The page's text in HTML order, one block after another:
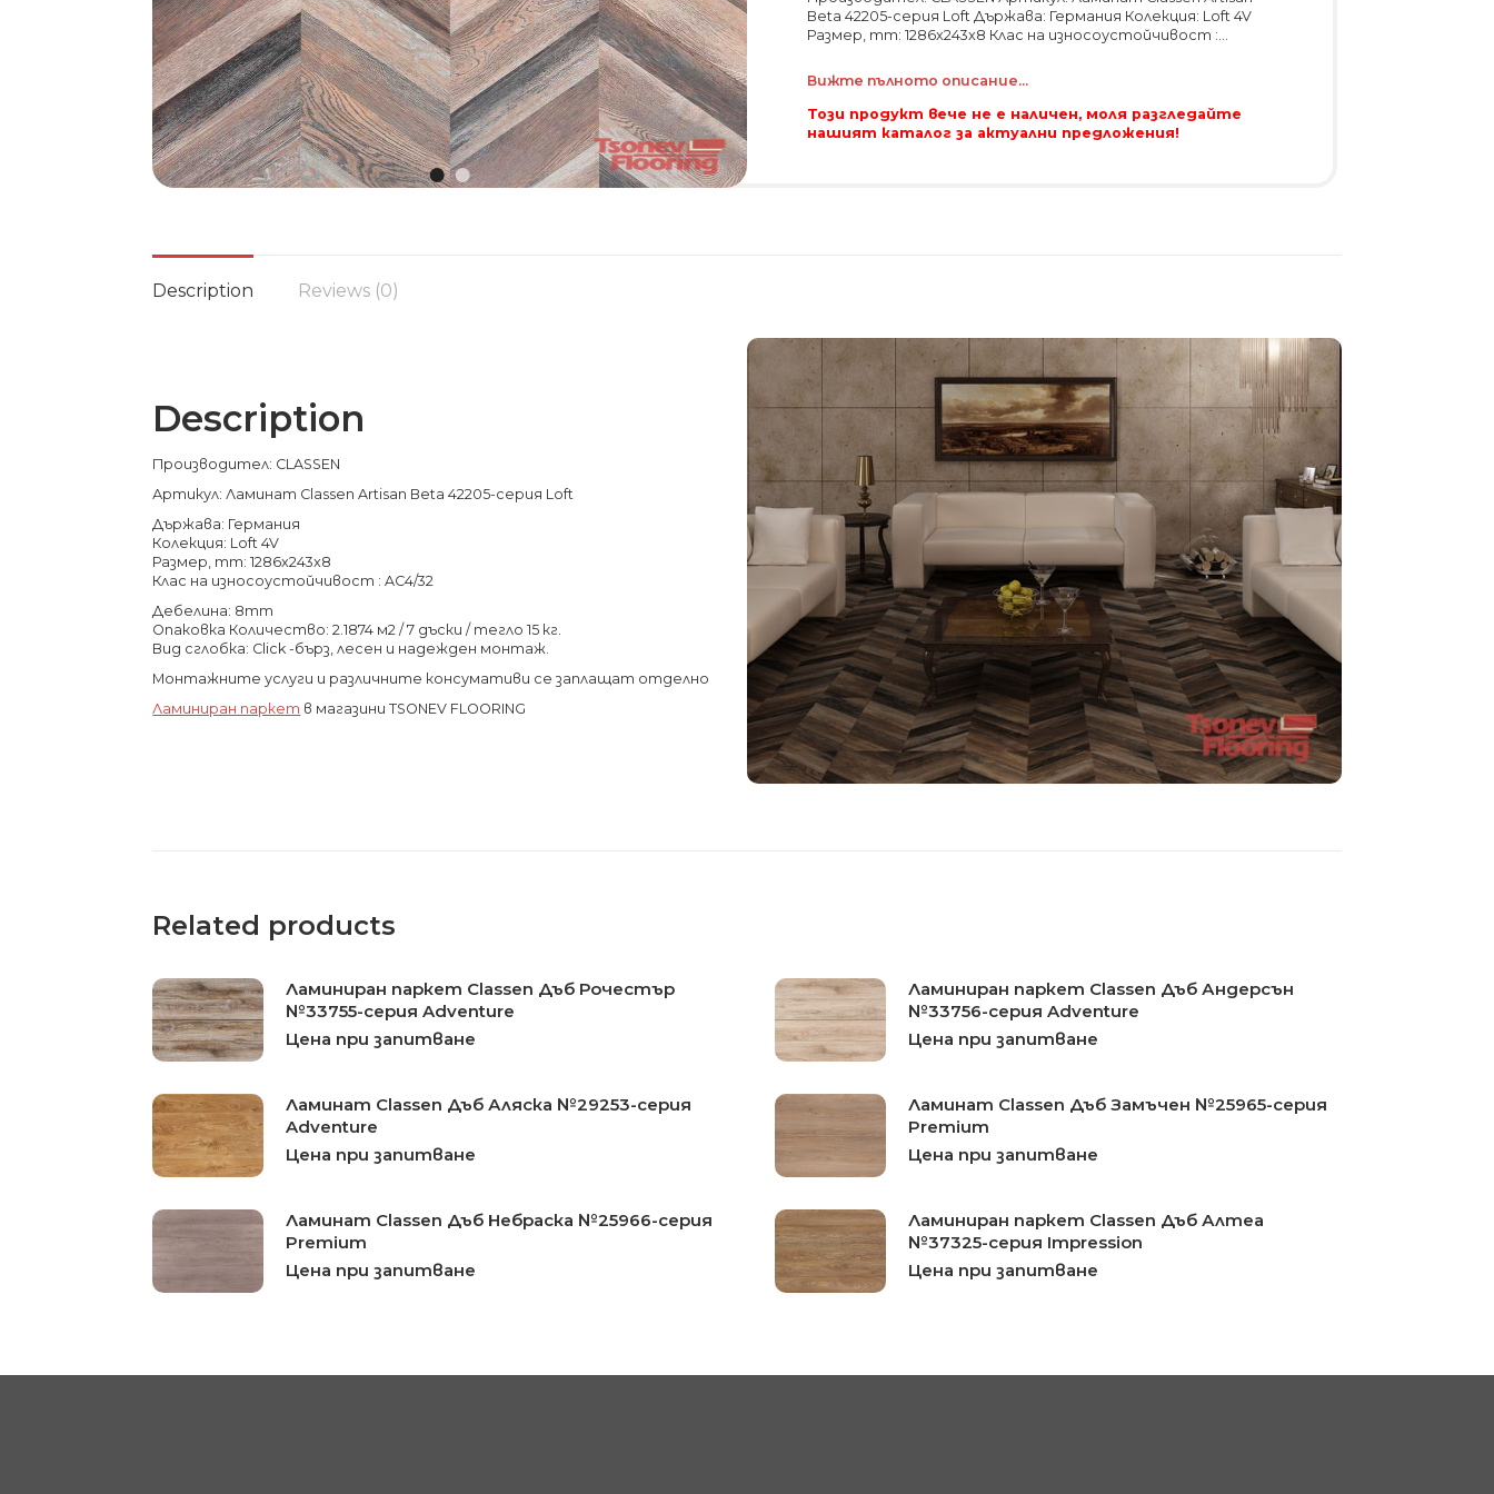
Beta 42205-серия Loft Държава: Германия Колекция: Loft 4V
Размер, mm: 1286x243x8 Клас на износоустойчивост :...
Вижте пълното описание...
Този продукт вече не е наличен, моля разгледайте
нашият каталог за актуални предложения!
Description Reviews (0)
Description
Производител: CLASSEN
Артикул: Ламинат Classen Artisan Beta 42205-серия Loft
Държава: Германия
Колекция: Loft 4V
Размер, mm: 1286x243x8
Клас на износоустойчивост : AC4/32
Дебелина: 8mm
Опаковка Количество: 2.1874 м2 / 7 дъски / тегло 15 кг.
Вид сглобка: Click -бърз, лесен и надежден монтаж.
Монтажните услуги и различните консумативи се заплащат отделно
Ламиниран паркет в магазини TSONEV FLOORING
Related products
Ламиниран паркет Classen Дъб Рочестър
№33755-серия Adventure
Цена при запитване
Ламиниран паркет Classen Дъб Андерсън
№33756-серия Adventure
Цена при запитване
Ламинат Classen Дъб Аляска №29253-серия
Adventure
Цена при запитване
Ламинат Classen Дъб Замъчен №25965-серия
Premium
Цена при запитване
Ламинат Classen Дъб Небраска №25966-серия
Premium
Цена при запитване
Ламиниран паркет Classen Дъб Алтеа
№37325-серия Impression
Цена при запитване